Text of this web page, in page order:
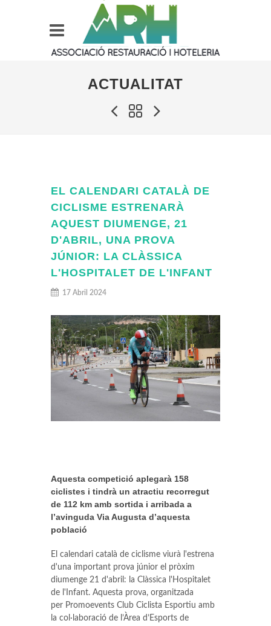
ACTUALITAT
EL CALENDARI CATALÀ DE
CICLISME ESTRENARÀ
AQUEST DIUMENGE, 21
D'ABRIL, UNA PROVA
JÚNIOR: LA CLÀSSICA
L'HOSPITALET DE L'INFANT
17 Abril 2024
Aquesta competició aplegarà 158
ciclistes i tindrà un atractiu recorregut
de 112 km amb sortida i arribada a
l’avinguda Via Augusta d’aquesta
població
El calendari català de ciclisme viurà l'estrena
d'una important prova júnior el pròxim
diumenge 21 d'abril: la Clàssica l'Hospitalet
de l'Infant. Aquesta prova, organitzada
per Promoevents Club Ciclista Esportiu amb
la col·laboració de l’Àrea d’Esports de